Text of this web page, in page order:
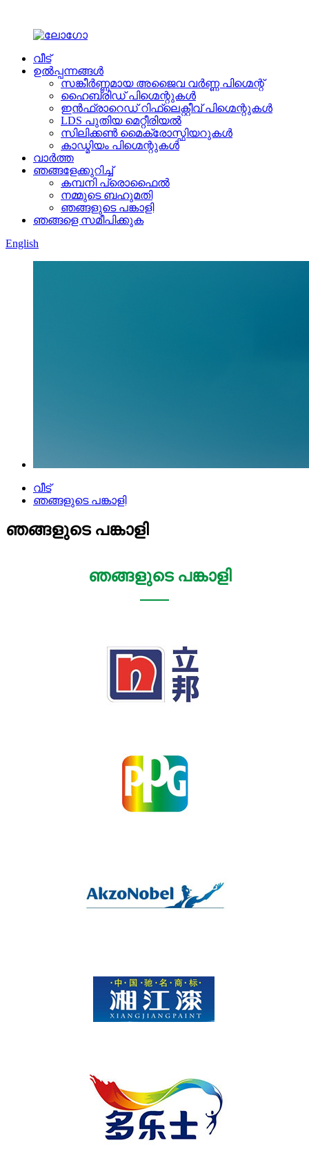
വീട്
ഉൽപ്പന്നങ്ങൾ
സങ്കീർണ്ണമായ അജൈവ വർണ്ണ പിഗ്മെന്റ്
ഹൈബ്രിഡ് പിഗ്മെന്റുകൾ
ഇൻഫ്രാറെഡ് റിഫ്ലെക്റ്റീവ് പിഗ്മെന്റുകൾ
LDS പുതിയ മെറ്റീരിയൽ
സിലിക്കൺ മൈക്രോസ്ഫിയറുകൾ
കാഡ്മിയം പിഗ്മെന്റുകൾ
വാർത്ത
ഞങ്ങളേക്കുറിച്ച്
കമ്പനി പ്രൊഫൈൽ
നമ്മുടെ ബഹുമതി
ഞങ്ങളുടെ പങ്കാളി
ഞങ്ങളെ സമീപിക്കുക
English
വീട്
ഞങ്ങളുടെ പങ്കാളി
ഞങ്ങളുടെ പങ്കാളി
ഞങ്ങളുടെ പങ്കാളി